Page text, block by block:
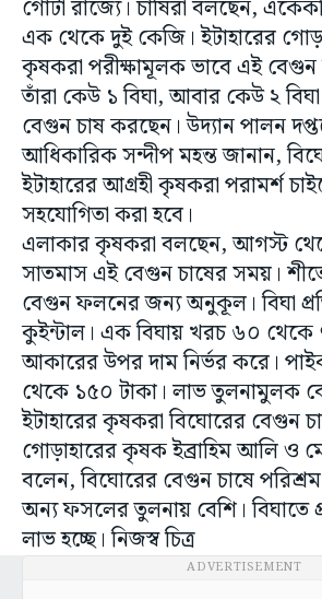
গোটা রাজ্যে। চাষিরা বলছেন,
এক থেকে দুই কেজি। ইটাহারের
কৃষকরা পরীক্ষামূলক ভাবে এই
তাঁরা কেউ ১ বিঘা, আবার কেউ ২
বেগুন চাষ করছেন। উদ্যান পালন
আধিকারিক সন্দীপ মহন্ত জানান,
ইটাহারের আগ্রহী কৃষকরা পরামর্শ
সহযোগিতা করা হবে।
এলাকার কৃষকরা বলছেন, আগস্ট
সাতমাস এই বেগুন চাষের সময়।
বেগুন ফলনের জন্য অনুকূল। বিঘা
কুইন্টাল। এক বিঘায় খরচ ৬০ থেকে
আকারের উপর দাম নির্ভর করে।
থেকে ১৫০ টাকা। লাভ তুলনামুলক
ইটাহারের কৃষকরা বিঘোরের বেগুন
গোড়াহারের কৃষক ইব্রাহিম আলি ও
বলেন, বিঘোরের বেগুন চাষে
অন্য ফসলের তুলনায় বেশি। বিঘাতে
লাভ হচ্ছে। নিজস্ব চিত্র
ADVERTISEMENT